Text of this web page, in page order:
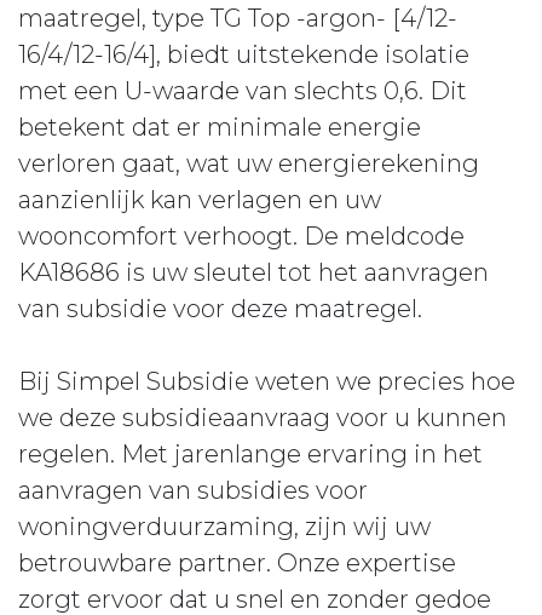
maatregel, type TG Top -argon- [4/12-
16/4/12-16/4], biedt uitstekende isolatie
met een U-waarde van slechts 0,6. Dit
betekent dat er minimale energie
verloren gaat, wat uw energierekening
aanzienlijk kan verlagen en uw
wooncomfort verhoogt. De meldcode
KA18686 is uw sleutel tot het aanvragen
van subsidie voor deze maatregel.
Bij Simpel Subsidie weten we precies hoe
we deze subsidieaanvraag voor u kunnen
regelen. Met jarenlange ervaring in het
aanvragen van subsidies voor
woningverduurzaming, zijn wij uw
betrouwbare partner. Onze expertise
zorgt ervoor dat u snel en zonder gedoe